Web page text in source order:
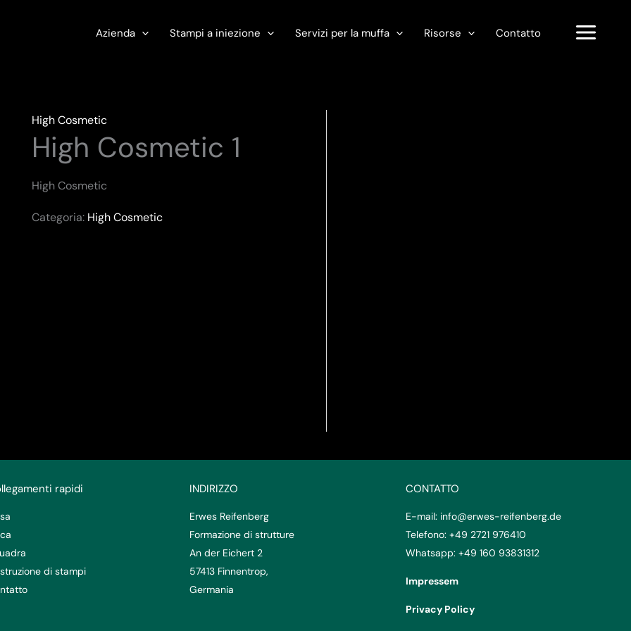
Azienda Stampi a iniezione Servizi per la muffa Risorse Contatto
High Cosmetic
High Cosmetic 1
High Cosmetic
Categoria: High Cosmetic
rapidi
di stampi
INDIRIZZO
Erwes Reifenberg
Formazione di strutture
An der Eichert 2
57413 Finnentrop,
Germania
CONTATTO
E-mail: info@erwes-reifenberg.de
Telefono: +49 2721 976410
Whatsapp: +49 160 93831312
Impressem
Privacy Policy